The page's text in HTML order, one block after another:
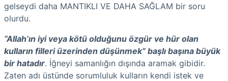
gelseydi daha MANTIKLI VE DAHA SAĞLAM bir soru
olurdu.
“Allah’ın iyi veya kötü olduğunu özgür ve hür olan
kulların filleri üzerinden düşünmek” başlı başına büyük
bir hatadır. İğneyi samanlığın dışında aramak gibidir.
Zaten adı üstünde sorumluluk kulların kendi istek ve